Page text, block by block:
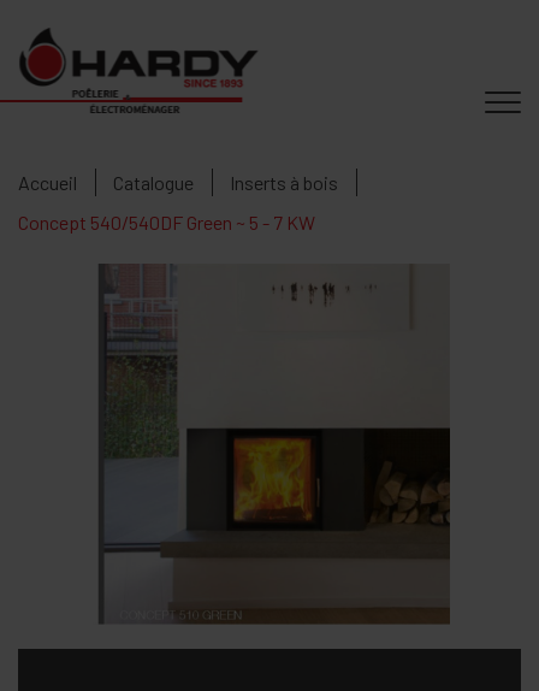
Accueil Catalogue
Inserts à bois
Concept 540/540DF Green ~ 5 - 7 KW